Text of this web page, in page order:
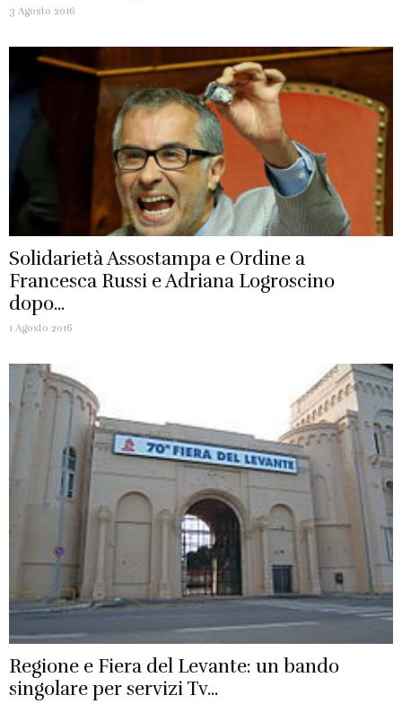
3 Agosto 2016
Solidarietà Assostampa e Ordine a
Francesca Russi e Adriana Logroscino
dopo...
1 Agosto 2016
Regione e Fiera del Levante: un bando
singolare per servizi Tv...